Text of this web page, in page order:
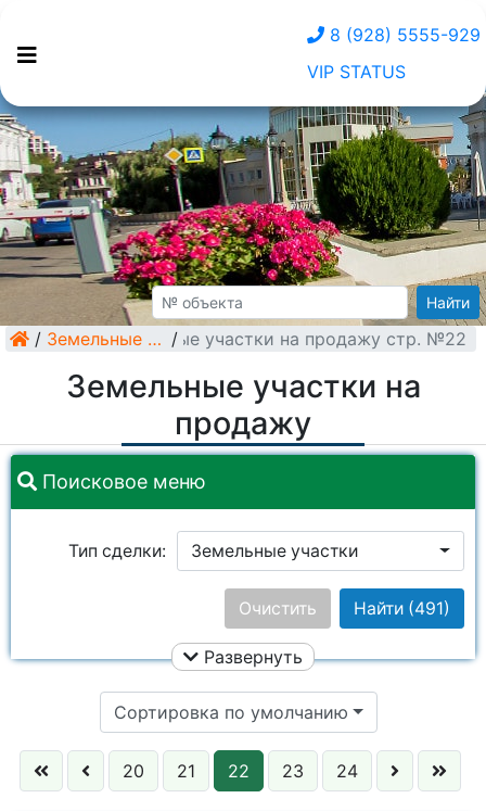
8 (928) 5555-929
VIP STATUS
Найти
/ Земельные участки /
Земельные участки на продажу стр. №22
Земельные участки на
продажу
Поисковое меню
Тип сделки: Земельные участки
Улица: Ничего не выбрано
Район: Ничего не выбрано
Город: Ничего не выбрано
Найти (491)
Очистить
Развернуть
Сортировка по умолчанию
20 21 22 23 24